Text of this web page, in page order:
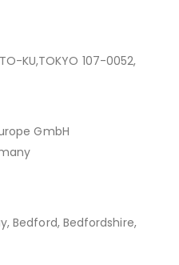
KU,TOKYO 107-0052,
GmbH
Bedford, Bedfordshire,